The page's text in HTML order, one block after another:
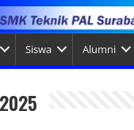
Siswa Alumni